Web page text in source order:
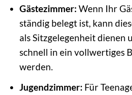
Gästezimmer: Wenn Ihr
ständig belegt ist, kann
als Sitzgelegenheit dienen
schnell in ein vollwertiges
werden.
Jugendzimmer: Für